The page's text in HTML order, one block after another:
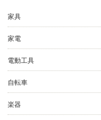
家具
家電
電動工具
自転車
楽器